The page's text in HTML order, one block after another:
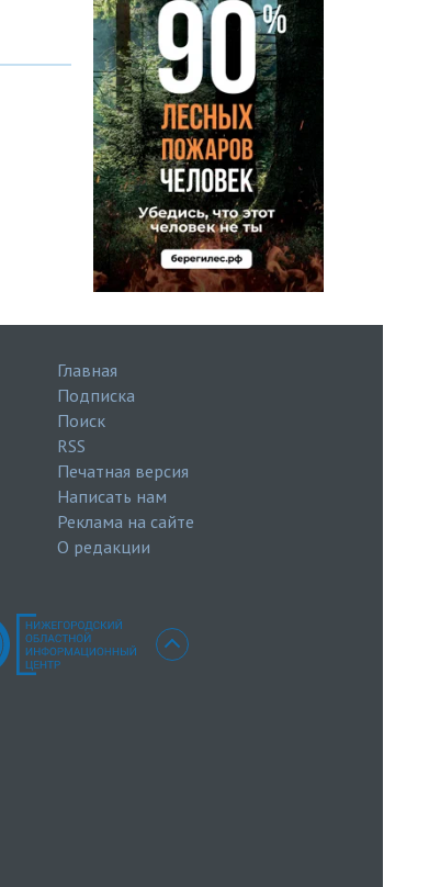
Главная
Подписка
Поиск
RSS
Печатная версия
Написать нам
Реклама на сайте
О редакции